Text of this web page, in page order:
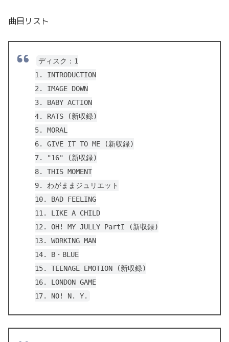
曲目リスト
ディスク：1
1. INTRODUCTION
2. IMAGE DOWN
3. BABY ACTION
4. RATS (新収録)
5. MORAL
6. GIVE IT TO ME (新収録)
7. "16" (新収録)
8. THIS MOMENT
9. わがままジュリエット
10. BAD FEELING
11. LIKE A CHILD
12. OH! MY JULLY PartI (新収録)
13. WORKING MAN
14. B・BLUE
15. TEENAGE EMOTION (新収録)
16. LONDON GAME
17. NO! N. Y.